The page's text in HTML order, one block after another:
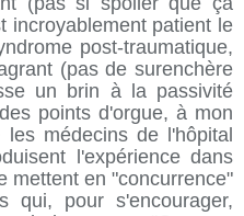
incroyablement patient le
post-traumatique,
(pas de surenchère
un brin à la passivité
points d'orgue, à mon
médecins de l'hôpital
l'expérience dans
mettent en "concurrence"
qui, pour s'encourager,